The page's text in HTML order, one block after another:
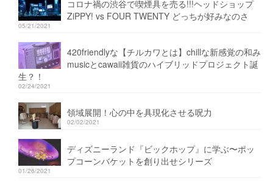
コロナ禍の渋谷で喫煙具を売る!!!ヘッドショップ
ZiPPY! vs FOUR TWENTY どっちが好みなのさ
05/21/2021
420friendlyな【チルカワとは】chillな新感覚の和み
musicとcawaii雑貨のハイブリッドプロジェクト誕
生？！
02/24/2021
領域展開！心の中を具現化させる呪力
02/02/2021
ディズニーランド『ビックホップ』に学ぶ〜ポッ
プコーンバケットを創り出せシリーズ
01/26/2021